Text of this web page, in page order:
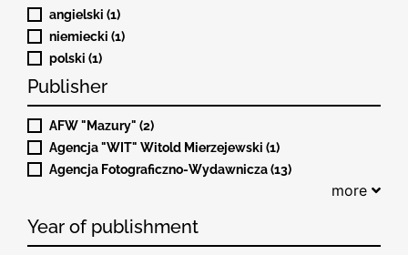
angielski (1)
niemiecki (1)
polski (1)
Publisher
AFW "Mazury" (2)
Agencja "WIT" Witold Mierzejewski (1)
Agencja Fotograficzno-Wydawnicza (13)
more
Year of publishment